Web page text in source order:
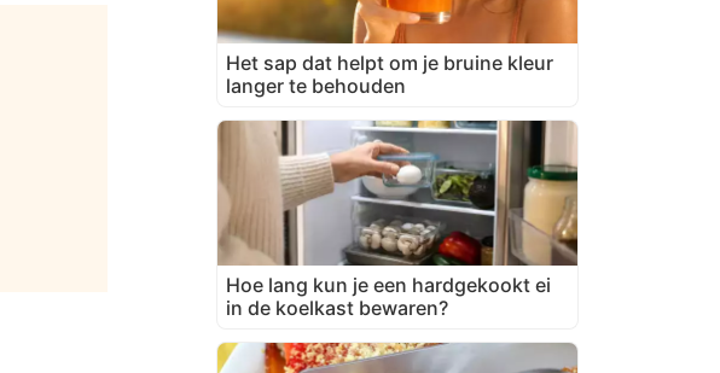
Het sap dat helpt om je bruine kleur
langer te behouden
Hoe lang kun je een hardgekookt ei
in de koelkast bewaren?